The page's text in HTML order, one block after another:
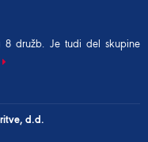
8 družb. Je tudi del skupine
d.d.